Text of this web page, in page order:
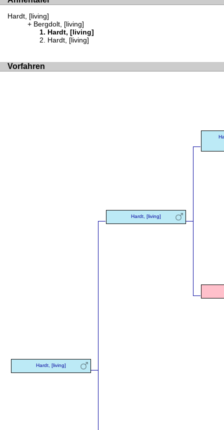
Hardt, [living]
Bergdolt, [living]
Hardt, [living]
Hardt, [living]
Vorfahren
Hardt, [living]
Hardt, [living]